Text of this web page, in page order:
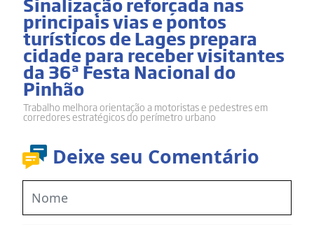
Deixe seu Comentário
principais vias e pontos
turísticos de Lages prepara
cidade para receber visitantes
da 36ª Festa Nacional do
Pinhão
Trabalho melhora orientação a motoristas e pedestres em
corredores estratégicos do perímetro urbano